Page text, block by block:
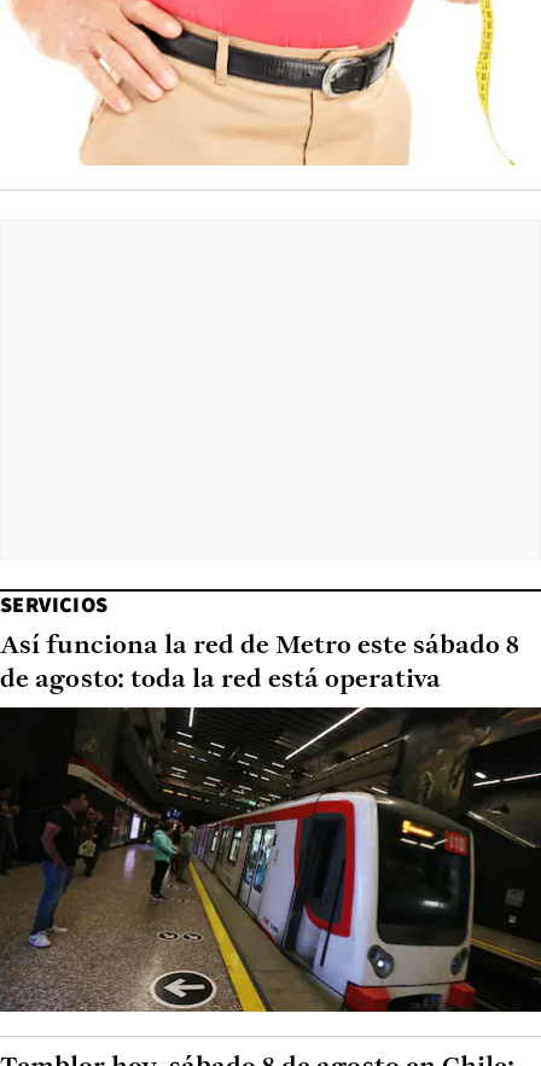
SERVICIOS
Así funciona la red de Metro este sábado 8
de agosto: toda la red está operativa